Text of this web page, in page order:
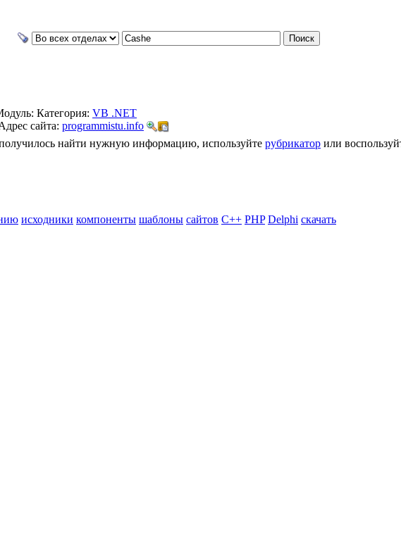
Категория: VB .NET
сайта: programmistu.info
найти нужную информацию, используйте рубрикатор или
исходники компоненты шаблоны сайтов C++ PHP Delphi скачать